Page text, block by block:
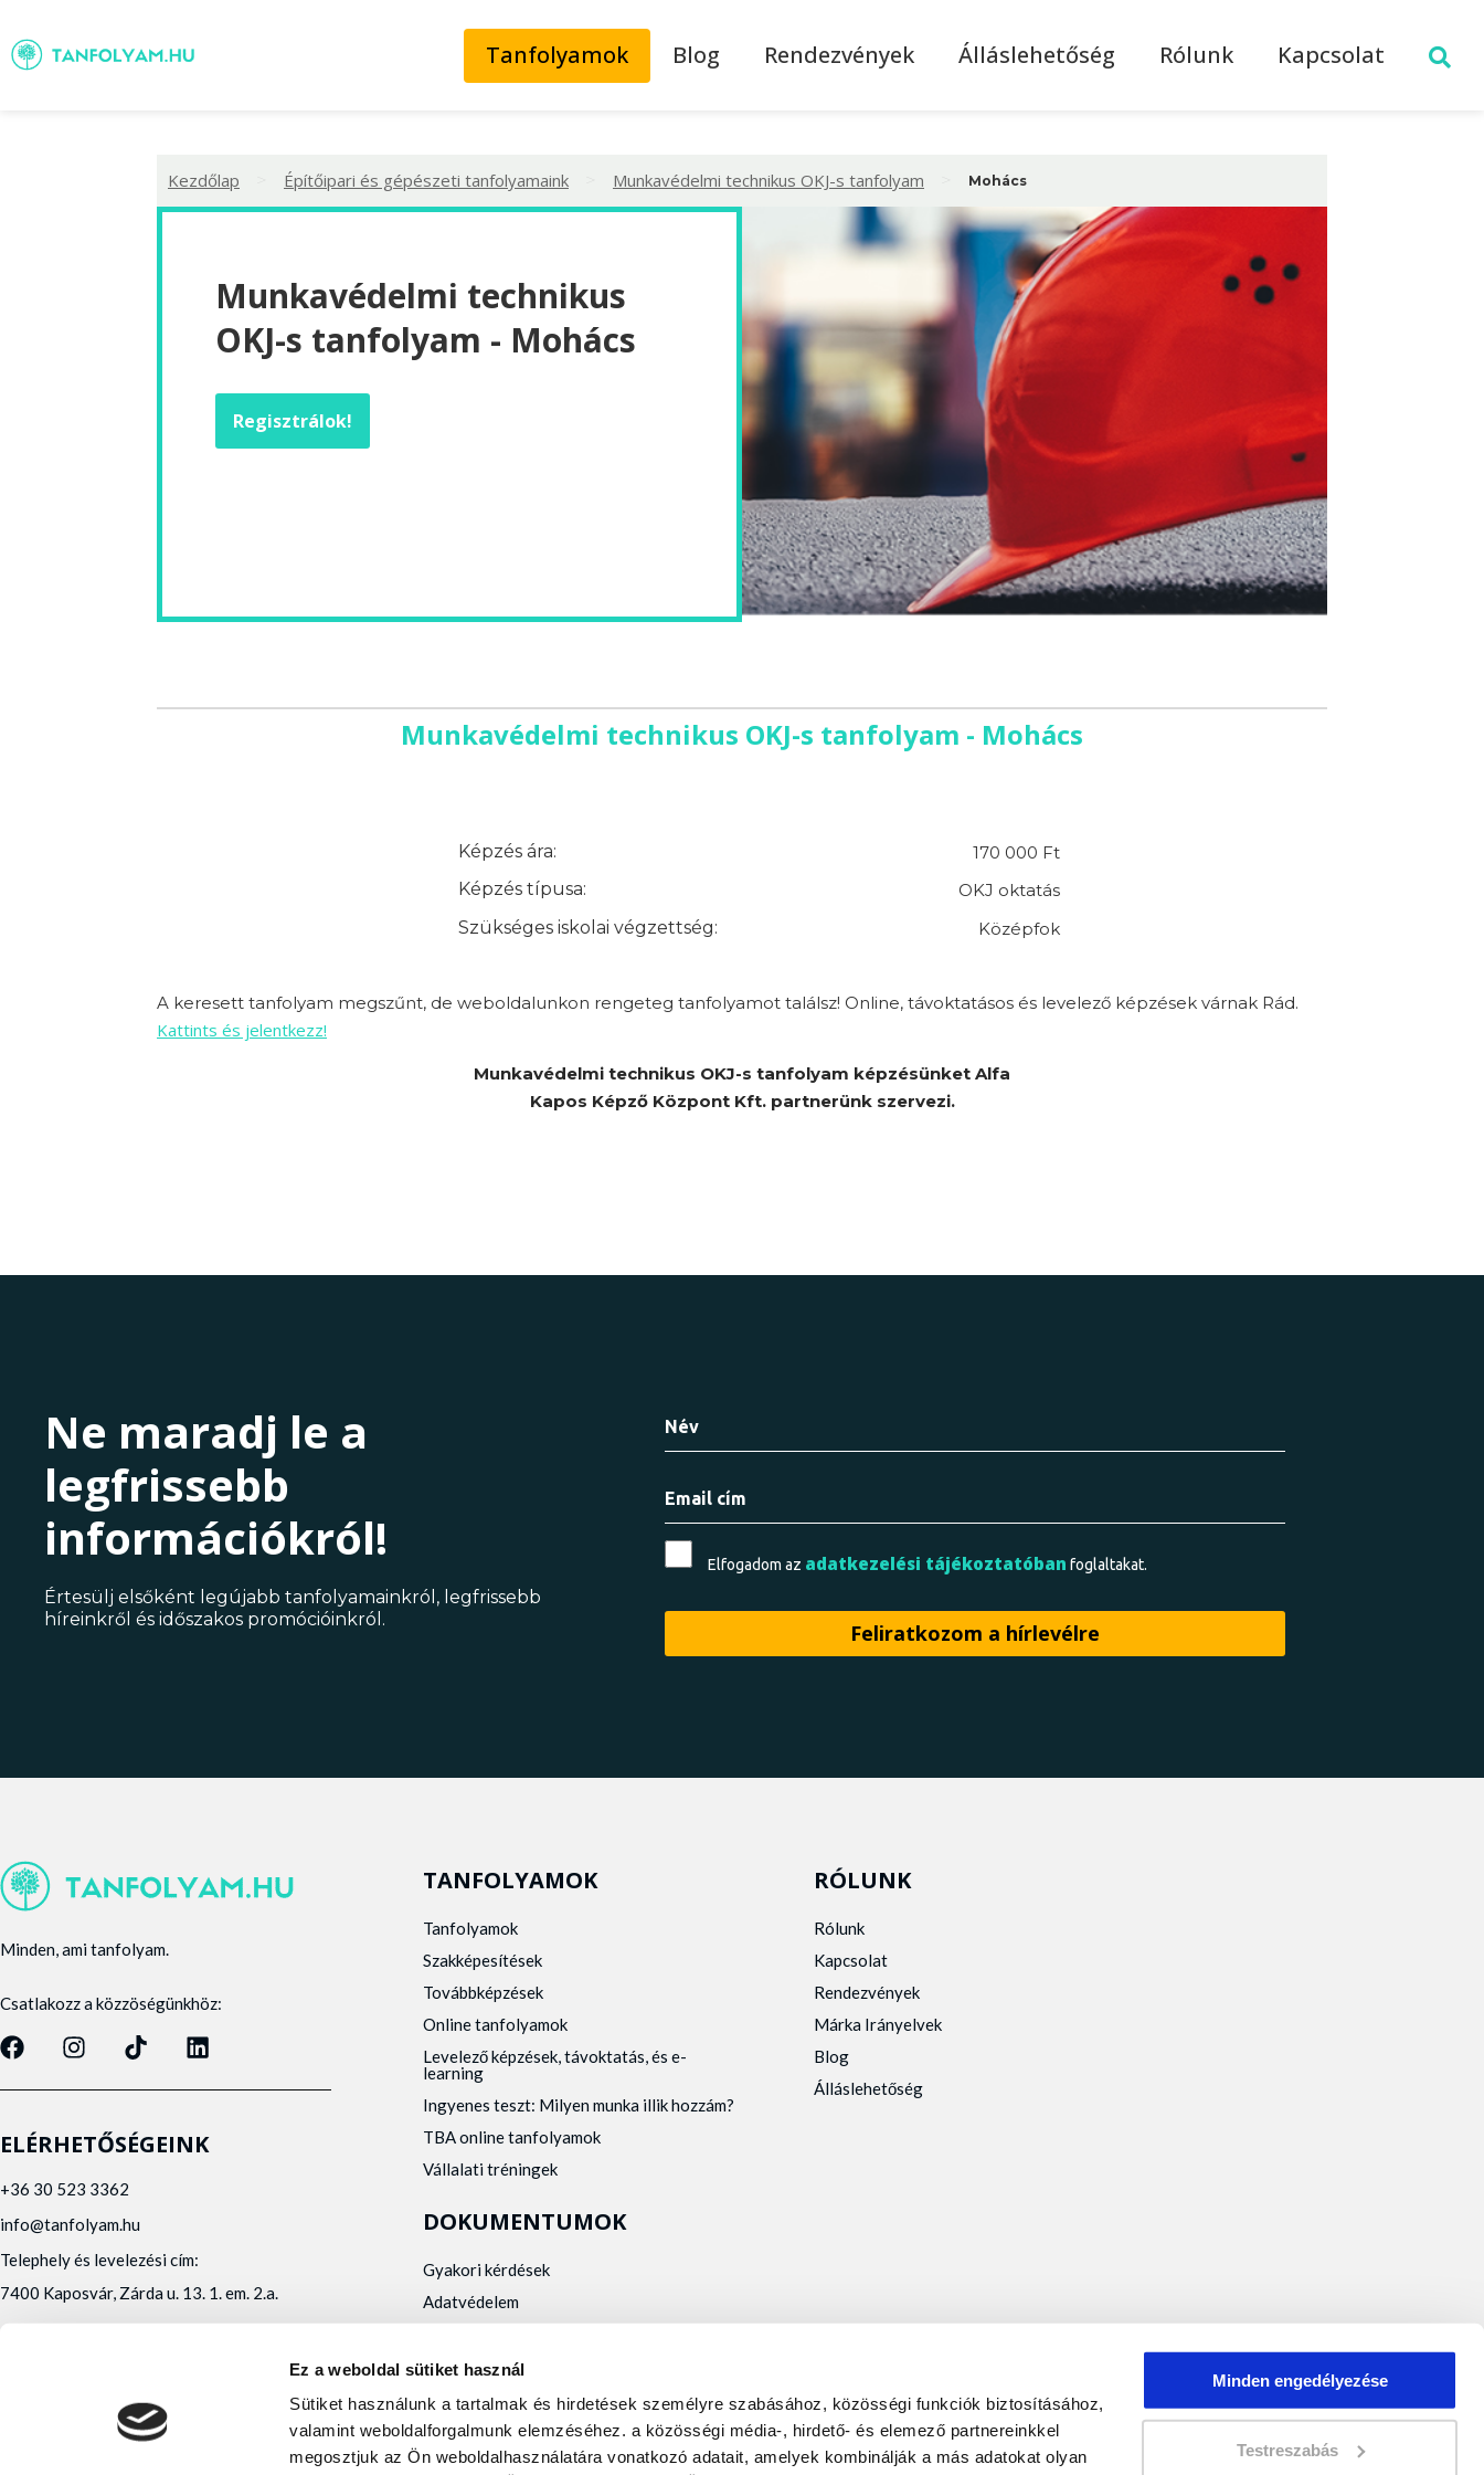
Ez a weboldal sütiket használ
Sütiket használunk a tartalmak és hirdetések személyre szabásához, közösségi funkciók biztosításához,
valamint weboldalforgalmunk elemzéséhez. a közösségi média-, hirdető- és elemező partnereinkkel
megosztjuk az Ön weboldalhasználatára vonatkozó adatait, amelyek kombinálják a más adatokat olyan
Minden engedélyezése
Testreszabás
Tanfolyamok Blog Rendezvények Álláslehetőség Rólunk Kapcsolat
Kezdőlap Építőipari és gépészeti tanfolyamaink Munkavédelmi technikus OKJ-s tanfolyam Mohács
Munkavédelmi technikus
OKJ-s tanfolyam - Mohács
Regisztrálok!
Munkavédelmi technikus OKJ-s tanfolyam - Mohács
Képzés ára:
170 000 Ft
Képzés típusa:
OKJ oktatás
Szükséges iskolai végzettség:
Középfok
A keresett tanfolyam megszűnt, de weboldalunkon rengeteg tanfolyamot találsz! Online, távoktatásos és levelező képzések várnak Rád.
Kattints és jelentkezz!
Munkavédelmi technikus OKJ-s tanfolyam képzésünket Alfa
Kapos Képző Központ Kft. partnerünk szervezi.
Ne maradj le a
legfrissebb
információkról!
Értesülj elsőként legújabb tanfolyamainkról, legfrissebb
híreinkről és időszakos promócióinkról.
Elfogadom az adatkezelési tájékoztatóban foglaltakat.
Minden, ami tanfolyam.
Csatlakozz a közzöségünkhöz:
ELÉRHETŐSÉGEINK
+36 30 523 3362
info@tanfolyam.hu
Telephely és levelezési cím:
7400 Kaposvár, Zárda u. 13. 1. em. 2.a.
Felnőttképző engedély száma: E/2020/000010
Felnőttképző nyilvántartásba vételi száma:
TANFOLYAMOK
Tanfolyamok
Szakképesítések
Továbbképzések
Online tanfolyamok
Levelező képzések, távoktatás, és e-
learning
Ingyenes teszt: Milyen munka illik hozzám?
TBA online tanfolyamok
Vállalati tréningek
DOKUMENTUMOK
Gyakori kérdések
Adatvédelem
Orvosi alkalmassági
RÓLUNK
Rólunk
Kapcsolat
Rendezvények
Márka Irányelvek
Blog
Álláslehetőség